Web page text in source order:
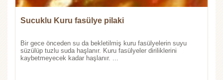
Sucuklu Kuru fasülye pilaki
Bir gece önceden su da bekletilmiş kuru fasülyelerin suyu
süzülüp tuzlu suda haşlanır. Kuru fasülyeler diriliklerini
kaybetmeyecek kadar haşlanır. ...